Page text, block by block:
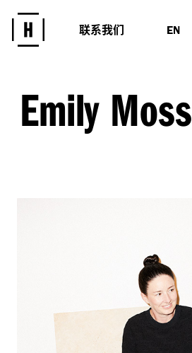
联系我们 EN
Emily Moss